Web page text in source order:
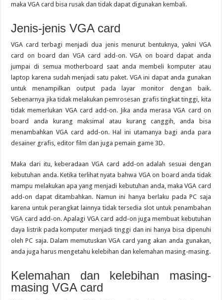
maka VGA card bisa rusak dan tidak dapat digunakan kembali.
Jenis-jenis VGA card
VGA card terbagi menjadi dua jenis menurut bentuknya, yakni VGA
card on board dan VGA card add-on. VGA on board dapat anda
jumpai di semua motherboard saat anda membeli komputer atau
laptop karena sudah menjadi satu paket. VGA ini dapat anda gunakan
untuk menampilkan output pada layar monitor dengan baik.
Sebenarnya jika tidak melakukan pemrosesan grafis tingkat tinggi, kita
tidak memerlukan VGA card add-on. Jika anda merasa VGA card on
board anda kurang maksimal atau kurang canggih, anda bisa
menambahkan VGA card add-on. Hal ini utamanya bagi anda para
desainer grafis, editor film dan juga pemain game 3D.
Maka dari itu, keberadaan VGA card add-on adalah sesuai dengan
kebutuhan anda. Ketika terlihat nyata bahwa VGA on board anda tidak
mampu melakukan apa yang menjadi kebutuhan anda, maka VGA card
add-on dapat ditambahkan. Namun ini hanya berlaku pada PC saja
karena untuk perangkat lainnya tidak tersedia slot untuk penambahan
VGA card add-on. Apalagi VGA card add-on juga membuat kebutuhan
daya listrik pada komputer menjadi tinggi dan ini hanya bisa dipenuhi
oleh PC saja. Dalam memutuskan VGA card yang akan anda gunakan,
anda juga harus mengetahu kelebihan dan kelemahan masing-masing.
Kelemahan dan kelebihan masing-
masing VGA card